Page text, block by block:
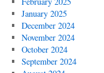
January 2025
December 2024
November 2024
October 2024
September 2024